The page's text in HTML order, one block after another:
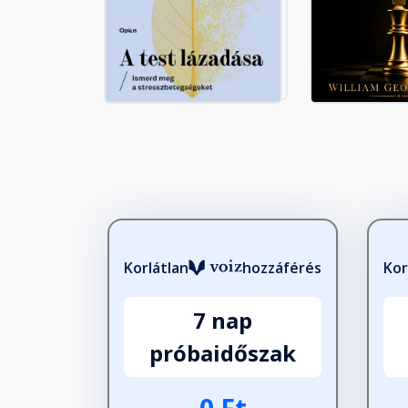
14. lecke: Engedd meg a
Fejezet hossza: 00:16:59
16. lecke: Fegyelem és
Fejezet hossza: 00:31:18
Fejezet hossza: 00:25:18
Korlátlan hozzáférés
7 nap
próbaidőszak